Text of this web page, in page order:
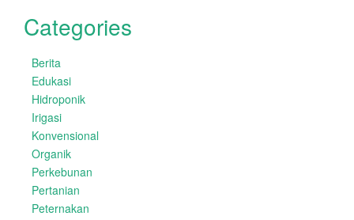
Categories
Berita
Edukasi
Hidroponik
Irigasi
Konvensional
Organik
Perkebunan
Pertanian
Peternakan